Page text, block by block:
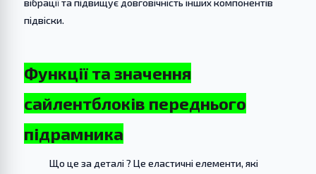
вібрації та підвищує довговічність інших компонентів
підвіски.
Функції та значення
сайлентблоків переднього
підрамника
Що це за деталі ? Це еластичні елементи, які